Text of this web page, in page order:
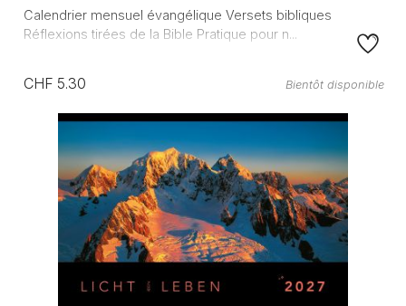
Calendrier mensuel évangélique Versets bibliques
Réflexions tirées de la Bible Pratique pour n...
CHF 5.30 Bientôt disponible